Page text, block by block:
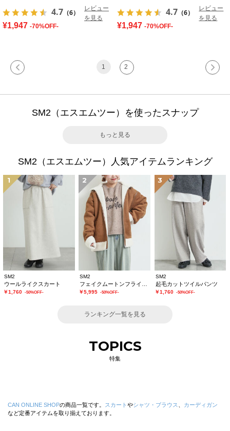
4.7 （6）
レビュー
を見る
¥1,947 -70%OFF-
4.7 （6）
レビュー
を見る
¥1,947 -70%OFF-
1 2
SM2（エスエムツー）を使ったスナップ
もっと見る
SM2（エスエムツー）人気アイテムランキング
1
SM2
ウールライクスカート
￥1,760 -50%OFF-
2
SM2
￥5,995 -50%OFF-
3
SM2
起毛カットツイルパンツ
￥1,760 -50%OFF-
ランキング一覧を見る
TOPICS
特集
CAN ONLINE SHOPの商品一覧です。 スカート やシャツ・ブラウス
カーディガン
など定番アイテムを取り揃えております。